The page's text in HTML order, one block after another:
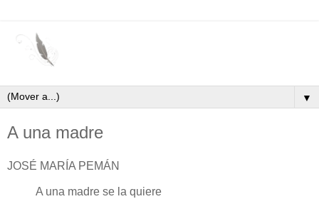
▼
A una madre
JOSÉ MARÍA PEMÁN
A una madre se la quiere